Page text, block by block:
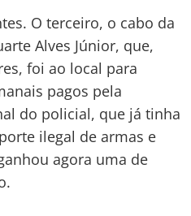
O terceiro, o cabo da
Alves Júnior, que,
foi ao local para
pagos pela
do policial, que já tinha
ilegal de armas e
agora uma de